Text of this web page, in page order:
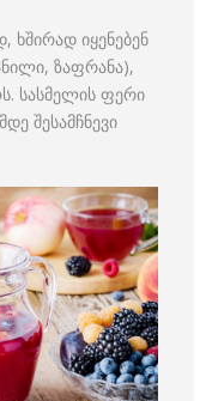
ხშირად იყენებენ
ზაფრანა),
სასმელის ფერი
შესამჩნევი